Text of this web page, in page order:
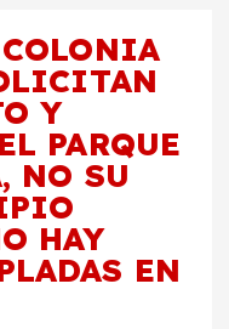
Y
PARQUE
NO SU
HAY
EN